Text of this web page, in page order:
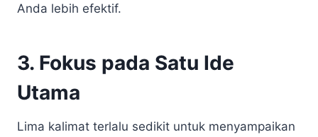
Anda lebih efektif.
3. Fokus pada Satu Ide
Utama
Lima kalimat terlalu sedikit untuk menyampaikan